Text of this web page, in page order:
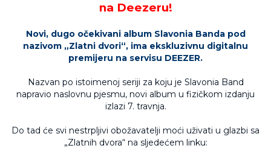
na Deezeru!
Novi, dugo očekivani album Slavonia Banda pod
nazivom „Zlatni dvori“, ima ekskluzivnu digitalnu
premijeru na servisu DEEZER.
Nazvan po istoimenoj seriji za koju je Slavonia Band
napravio naslovnu pjesmu, novi album u fizičkom izdanju
izlazi 7. travnja.
Do tad će svi nestrpljivi obožavatelji moći uživati u glazbi sa
„Zlatnih dvora“ na sljedećem linku: